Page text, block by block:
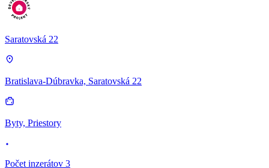
Saratovská 22
Bratislava-Dúbravka, Saratovská 22
Byty, Priestory
Počet inzerátov 3